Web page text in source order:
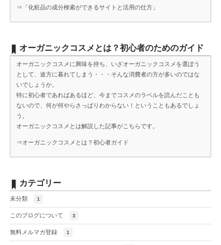
⇒ 「化粧品の成分検索ができるサイトと活用の仕方」
オーガニックコスメとは？初心者のためのガイド
オーガニックコスメに興味を持ち、いざオーガニックコスメを選ぼう
として、途方に暮れてしまう・・・そんな消費者の方が多いのではな
いでしょうか。
特に初心者であればあるほど、今までコスメのラベルを読んだことも
ないので、何が何やらさっぱりわからない！ということもあるでしょ
う。
オーガニックコスメとは解説した記事がこちらです。
⇒オーガニックコスメとは？初心者ガイド
カテゴリー
未分類 1
このブログについて 3
無料メルマガ登録 1